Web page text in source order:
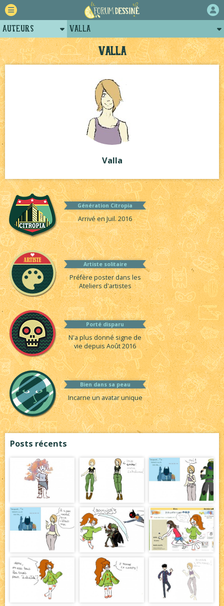
Valla
Valla
Génération Citropia
Arrivé en Juil. 2016
Artiste solitaire
Préfère poster dans les
Ateliers d'artistes
Porté disparu
N'a plus donné signe de
vie depuis Août 2016
Bien dans sa peau
Incarne un avatar unique
Posts récents
Auteurs
Retour
Forum
Projets
Tutoriels
Valla
Posts de valla